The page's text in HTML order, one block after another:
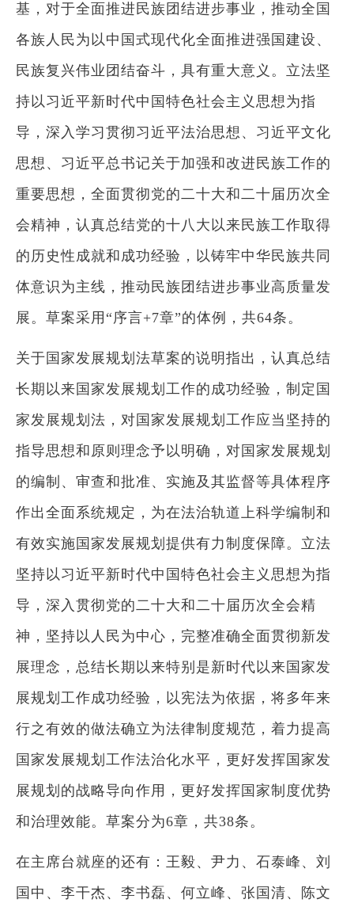
基，对于全面推进民族团结进步事业，推动全国
各族人民为以中国式现代化全面推进强国建设、
民族复兴伟业团结奋斗，具有重大意义。立法坚
持以习近平新时代中国特色社会主义思想为指
导，深入学习贯彻习近平法治思想、习近平文化
思想、习近平总书记关于加强和改进民族工作的
重要思想，全面贯彻党的二十大和二十届历次全
会精神，认真总结党的十八大以来民族工作取得
的历史性成就和成功经验，以铸牢中华民族共同
体意识为主线，推动民族团结进步事业高质量发
展。草案采用“序言+7章”的体例，共64条。
关于国家发展规划法草案的说明指出，认真总结
长期以来国家发展规划工作的成功经验，制定国
家发展规划法，对国家发展规划工作应当坚持的
指导思想和原则理念予以明确，对国家发展规划
的编制、审查和批准、实施及其监督等具体程序
作出全面系统规定，为在法治轨道上科学编制和
有效实施国家发展规划提供有力制度保障。立法
坚持以习近平新时代中国特色社会主义思想为指
导，深入贯彻党的二十大和二十届历次全会精
神，坚持以人民为中心，完整准确全面贯彻新发
展理念，总结长期以来特别是新时代以来国家发
展规划工作成功经验，以宪法为依据，将多年来
行之有效的做法确立为法律制度规范，着力提高
国家发展规划工作法治化水平，更好发挥国家发
展规划的战略导向作用，更好发挥国家制度优势
和治理效能。草案分为6章，共38条。
在主席台就座的还有：王毅、尹力、石泰峰、刘
国中、李干杰、李书磊、何立峰、张国清、陈文